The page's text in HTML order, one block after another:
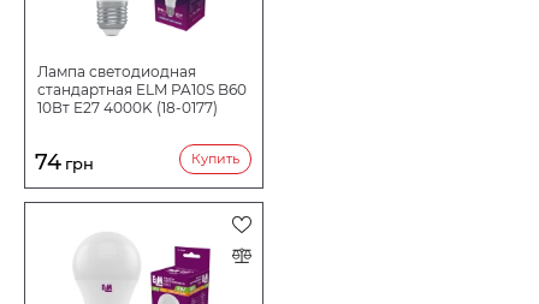
Лампа светодиодная
стандартная ELM PA10S B60
10Вт E27 4000K (18-0177)
74 грн Купить